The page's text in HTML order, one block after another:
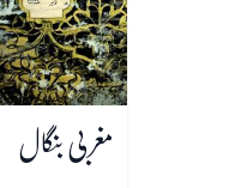
مغربی بنگال